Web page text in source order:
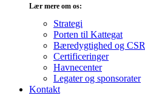
Lær mere om os:
Strategi
Porten til Kattegat
Bæredygtighed og CSR
Certificeringer
Havnecenter
Legater og sponsorater
Kontakt